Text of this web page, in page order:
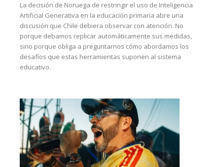
La decisión de Noruega de restringir el uso de Inteligencia
Artificial Generativa en la educación primaria abre una
discusión que Chile debiera observar con atención. No
porque debamos replicar automáticamente sus medidas,
sino porque obliga a preguntarnos cómo abordamos los
desafíos que estas herramientas suponen al sistema
educativo.